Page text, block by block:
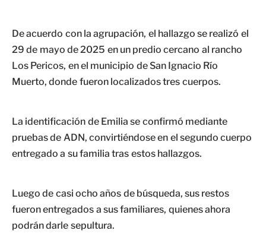
De acuerdo con la agrupación, el hallazgo se realizó el
29 de mayo de 2025 en un predio cercano al rancho
Los Pericos, en el municipio de San Ignacio Río
Muerto, donde fueron localizados tres cuerpos.
La identificación de Emilia se confirmó mediante
pruebas de ADN, convirtiéndose en el segundo cuerpo
entregado a su familia tras estos hallazgos.
Luego de casi ocho años de búsqueda, sus restos
fueron entregados a sus familiares, quienes ahora
podrán darle sepultura.